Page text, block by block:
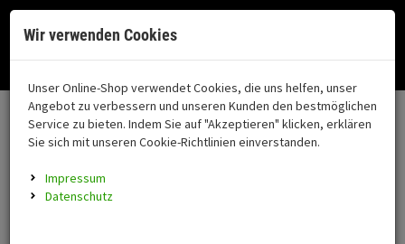
Fahrzeugteile
Alle Kategorien
FAHRZEUGTEILE
Neuheiten
coming soon
Ihr Warenkorb ist momentan leer.
Ergebnisse () Fertig
Nutzung unserer Dienste erklären Sie sich damit einverstanden!
Okay Datenschutz
Menü
Motorrad auswählen
Versand & Lieferung
Bitte wählen Sie Ihr Lieferland.
Wir verwenden Cookies
Unser Online-Shop verwendet Cookies, die uns helfen, unser
Angebot zu verbessern und unseren Kunden den bestmöglichen
Service zu bieten. Indem Sie auf "Akzeptieren" klicken, erklären
Sie sich mit unseren Cookie-Richtlinien einverstanden.
Impressum
Datenschutz